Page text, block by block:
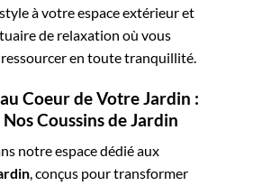
à votre espace extérieur et
de relaxation où vous
en toute tranquillité.
Coeur de Votre Jardin :
Coussins de Jardin
notre espace dédié aux
, conçus pour transformer